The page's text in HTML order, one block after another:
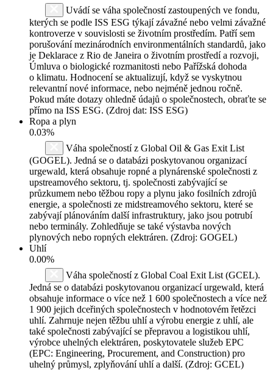
Uvádí se váha společností zastoupených ve fondu,
kterých se podle ISS ESG týkají závažné nebo velmi závažné
kontroverze v souvislosti se životním prostředím. Patří sem
porušování mezinárodních environmentálních standardů, jako
je Deklarace z Rio de Janeira o životním prostředí a rozvoji,
Úmluva o biologické rozmanitosti nebo Pařížská dohoda
o klimatu. Hodnocení se aktualizují, když se vyskytnou
relevantní nové informace, nebo nejméně jednou ročně.
Pokud máte dotazy ohledně údajů o společnostech, obraťte se
přímo na ISS ESG. (Zdroj dat: ISS ESG)
Ropa a plyn
0.03%
Váha společností z Global Oil & Gas Exit List
(GOGEL). Jedná se o databázi poskytovanou organizací
urgewald, která obsahuje ropné a plynárenské společnosti z
upstreamového sektoru, tj. společnosti zabývající se
průzkumem nebo těžbou ropy a plynu jako fosilních zdrojů
energie, a společnosti ze midstreamového sektoru, které se
zabývají plánováním další infrastruktury, jako jsou potrubí
nebo terminály. Zohledňuje se také výstavba nových
plynových nebo ropných elektráren. (Zdroj: GOGEL)
Uhlí
0.00%
Váha společností z Global Coal Exit List (GCEL).
Jedná se o databázi poskytovanou organizací urgewald, která
obsahuje informace o více než 1 600 společnostech a více než
1 900 jejich dceřiných společnostech v hodnotovém řetězci
uhlí. Zahrnuje nejen těžbu uhlí a výrobu energie z uhlí, ale
také společnosti zabývající se přepravou a logistikou uhlí,
výrobce uhelných elektráren, poskytovatele služeb EPC
(EPC: Engineering, Procurement, and Construction) pro
uhelný průmysl, zplyňování uhlí a další. (Zdroj: GCEL)